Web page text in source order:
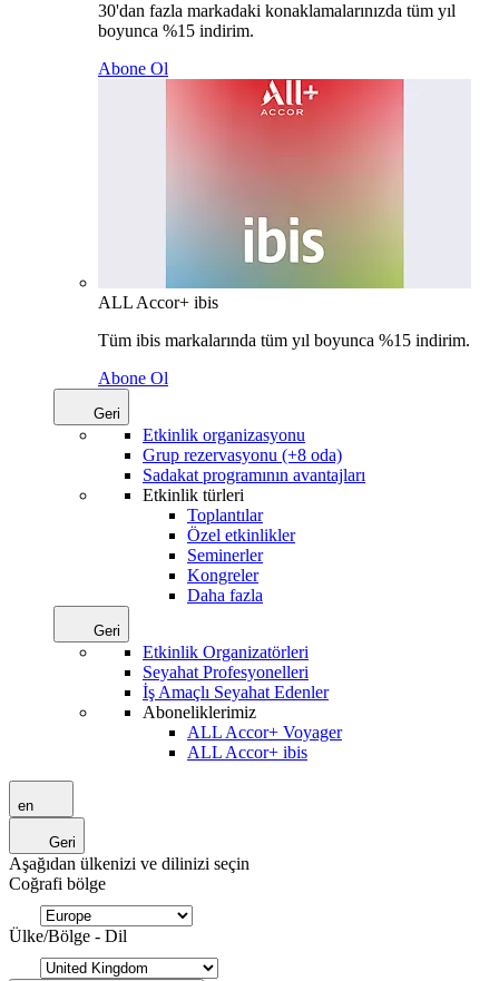
30'dan fazla markadaki konaklamalarınızda tüm yıl
boyunca %15 indirim.
Abone Ol
ALL Accor+ ibis
Tüm ibis markalarında tüm yıl boyunca %15 indirim.
Abone Ol
Geri
Etkinlik organizasyonu
Grup rezervasyonu (+8 oda)
Sadakat programının avantajları
Etkinlik türleri
Toplantılar
Özel etkinlikler
Seminerler
Kongreler
Daha fazla
Geri
Etkinlik Organizatörleri
Seyahat Profesyonelleri
İş Amaçlı Seyahat Edenler
Aboneliklerimiz
ALL Accor+ Voyager
ALL Accor+ ibis
en
Geri
Aşağıdan ülkenizi ve dilinizi seçin
Coğrafi bölge
Ülke/Bölge - Dil